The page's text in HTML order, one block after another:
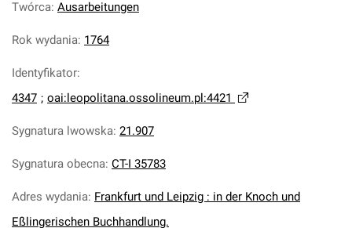
Twórca: Ausarbeitungen
Rok wydania: 1764
Identyfikator:
4347 ; oai:leopolitana.ossolineum.pl:4421
Sygnatura lwowska: 21.907
Sygnatura obecna: CT-I 35783
Adres wydania: Frankfurt und Leipzig : in der Knoch und
Eßlingerischen Buchhandlung.